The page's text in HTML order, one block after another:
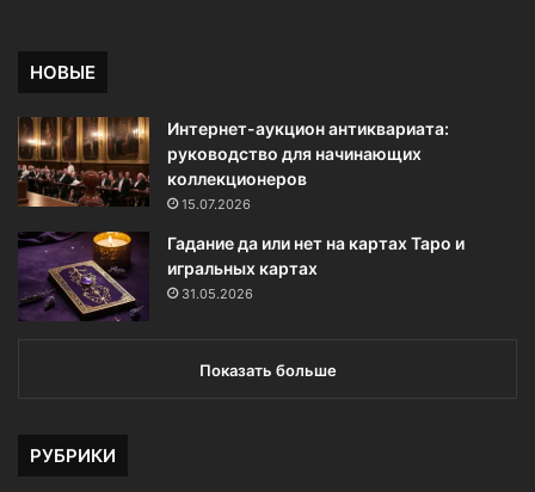
НОВЫЕ
Интернет-аукцион антиквариата:
руководство для начинающих
коллекционеров
15.07.2026
Гадание да или нет на картах Таро и
игральных картах
31.05.2026
Показать больше
РУБРИКИ